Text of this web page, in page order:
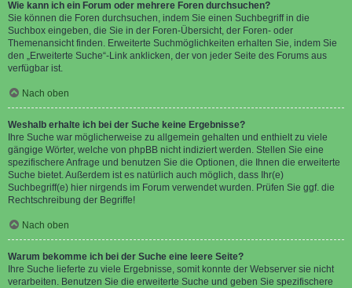
Wie kann ich ein Forum oder mehrere Foren durchsuchen?
Sie können die Foren durchsuchen, indem Sie einen Suchbegriff in die
Suchbox eingeben, die Sie in der Foren-Übersicht, der Foren- oder
Themenansicht finden. Erweiterte Suchmöglichkeiten erhalten Sie, indem Sie
den „Erweiterte Suche“-Link anklicken, der von jeder Seite des Forums aus
verfügbar ist.
Nach oben
Weshalb erhalte ich bei der Suche keine Ergebnisse?
Ihre Suche war möglicherweise zu allgemein gehalten und enthielt zu viele
gängige Wörter, welche von phpBB nicht indiziert werden. Stellen Sie eine
spezifischere Anfrage und benutzen Sie die Optionen, die Ihnen die erweiterte
Suche bietet. Außerdem ist es natürlich auch möglich, dass Ihr(e)
Suchbegriff(e) hier nirgends im Forum verwendet wurden. Prüfen Sie ggf. die
Rechtschreibung der Begriffe!
Nach oben
Warum bekomme ich bei der Suche eine leere Seite?
Ihre Suche lieferte zu viele Ergebnisse, somit konnte der Webserver sie nicht
verarbeiten. Benutzen Sie die erweiterte Suche und geben Sie spezifischere